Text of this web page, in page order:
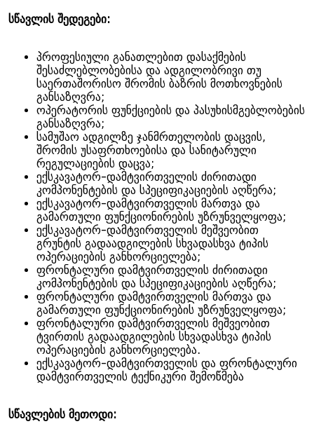
სწავლის შედეგები:
პროფესიული განათლებით დასაქმების
შესაძლებლობებისა და ადგილობრივი თუ
საერთაშორისო შრომის ბაზრის მოთხოვნების
განსაზღვრა;
ოპერატორის ფუნქციების და პასუხისმგებლობების
განსაზღვრა;
სამუშაო ადგილზე ჯანმრთელობის დაცვის,
შრომის უსაფრთხოებისა და სანიტარული
რეგულაციების დაცვა;
ექსკავატორ-დამტვირთველის ძირითადი
კომპონენტების და სპეციფიკაციების აღწერა;
ექსკავატორ-დამტვირთველის მართვა და
გამართული ფუნქციონირების უზრუნველყოფა;
ექსკავატორ-დამტვირთველის მეშვეობით
გრუნტის გადაადგილების სხვადასხვა ტიპის
ოპერაციების განხორციელება;
ფრონტალური დამტვირთველის ძირითადი
კომპონენტების და სპეციფიკაციების აღწერა;
ფრონტალური დამტვირთველის მართვა და
გამართული ფუნქციონირების უზრუნველყოფა;
ფრონტალური დამტვირთველის მეშვეობით
ტვირთის გადაადგილების სხვადასხვა ტიპის
ოპერაციების განხორციელება.
ექსკავატორ-დამტვირთველის და ფრონტალური
დამტვირთველის ტექნიკური შემოწმება
სწავლების მეთოდი: